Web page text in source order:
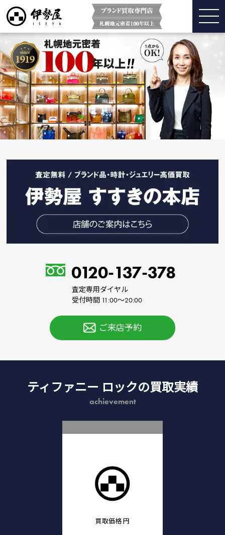
0120-137-378
査定専用ダイヤル
受付時間 11:00～20:00
ご来店予約
ティファニー ロックの買取実績
achievement
買取価格 円